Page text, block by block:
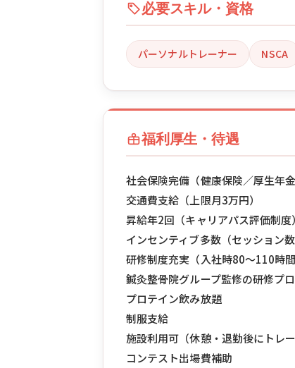
必要スキル・資格
パーソナルトレーナー NSCA
福利厚生・待遇
社会保険完備（健康保険／厚生年
交通費支給（上限月3万円）
昇給年2回（キャリアパス評価制度）
インセンティブ多数（セッション
研修制度充実（入社時80〜110時
鍼灸整骨院グループ監修の研修プ
プロテイン飲み放題
制服支給
施設利用可（休憩・退勤後にトレー
コンテスト出場費補助